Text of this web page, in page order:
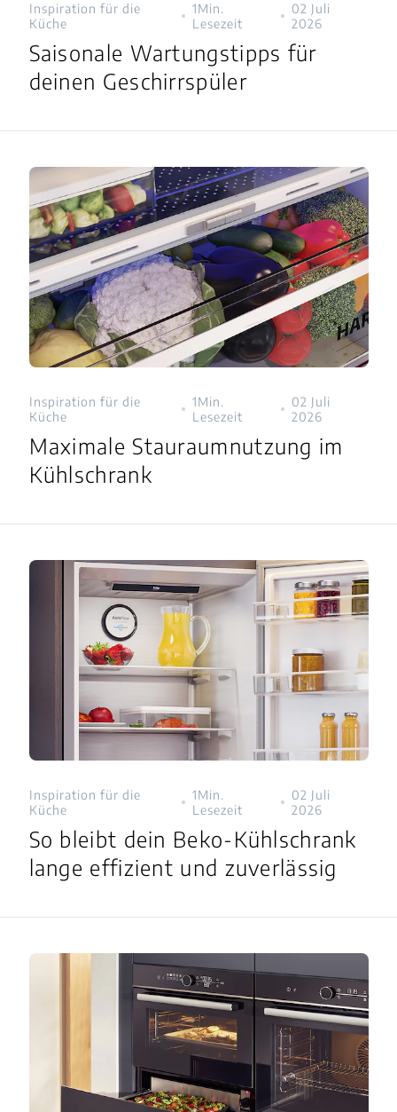
Inspiration für die
Küche
1Min.
Lesezeit
02 Juli
2026
Saisonale Wartungstipps für
deinen Geschirrspüler
Inspiration für die
Küche
1Min.
Lesezeit
02 Juli
2026
Maximale Stauraumnutzung im
Kühlschrank
Inspiration für die
Küche
1Min.
Lesezeit
02 Juli
2026
So bleibt dein Beko-Kühlschrank
lange effizient und zuverlässig